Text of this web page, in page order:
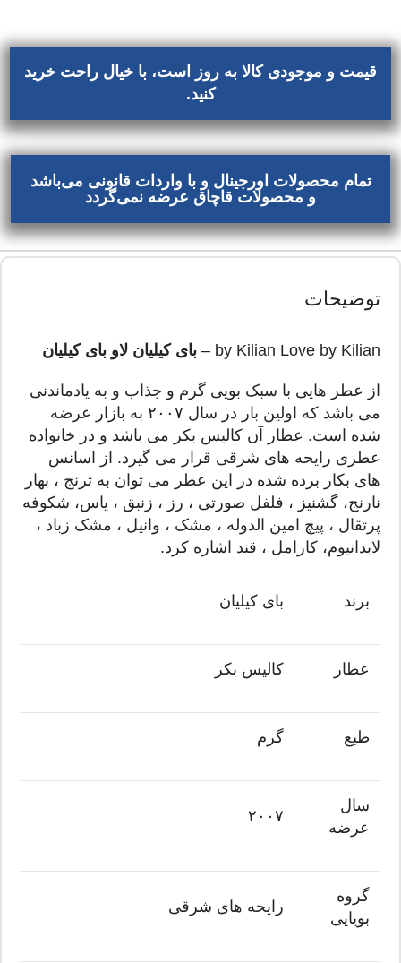
قیمت و موجودی کالا به روز است، با خیال راحت خرید
کنید.
تمام محصولات اورجینال و با واردات قانونی می‌باشد
و محصولات قاچاق عرضه نمی‌گردد
توضیحات
by Kilian Love by Kilian – بای کیلیان لاو بای کیلیان
از عطر هایی با سبک بویی گرم و جذاب و به یادماندنی
می باشد که اولین بار در سال ۲۰۰۷ به بازار عرضه
شده است. عطار آن کالیس بکر می باشد و در خانواده
عطری رایحه های شرقی قرار می گیرد. از اسانس
های بکار برده شده در این عطر می توان به ترنج ، بهار
نارنج، گشنیز ، فلفل صورتی ، رز ، زنبق ، یاس، شکوفه
پرتقال ، پیچ امین الدوله ، مشک ، وانیل ، مشک زباد ،
لابدانیوم، کارامل ، قند اشاره کرد.
برند بای کیلیان
عطار کالیس بکر
طبع گرم
سال
عرضه
۲۰۰۷
گروه
بویایی
رایحه های شرقی